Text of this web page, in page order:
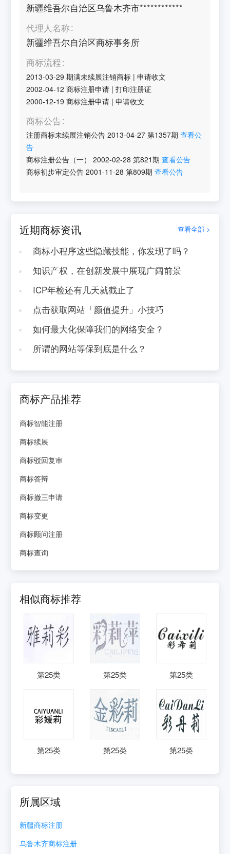
新疆维吾尔自治区乌鲁木齐市************
代理人名称
新疆维吾尔自治区商标事务所
商标流程
2013-03-29 期满未续展注销商标 |申请收文
2002-04-12 商标注册申请 |打印注册证
2000-12-19 商标注册申请 |申请收文
商标公告
注册商标未续展注销公告 2013-04-27 第1357期 查看公
告
商标注册公告（一）
2002-02-28 第821期 查看公告
商标初步审定公告 2001-11-28 第809期 查看公告
近期商标资讯 查看全部 >
商标小程序这些隐藏技能，你发现了吗？
知识产权，在创新发展中展现广阔前景
ICP年检还有几天就截止了
点击获取网站「颜值提升」小技巧
如何最大化保障我们的网络安全？
所谓的网站等保到底是什么？
商标产品推荐
商标智能注册
商标续展
商标驳回复审
商标答辩
商标撤三申请
商标变更
商标顾问注册
商标查询
相似商标推荐
第25类 第25类 第25类
第25类 第25类 第25类
所属区域
新疆商标注册
乌鲁木齐商标注册